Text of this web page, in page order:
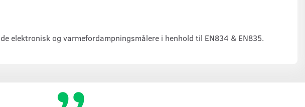
elektronisk og varmefordampningsmålere i henhold til EN834 & EN835.